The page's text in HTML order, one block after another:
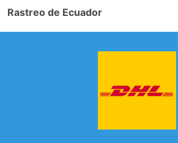
Rastreo de Ecuador